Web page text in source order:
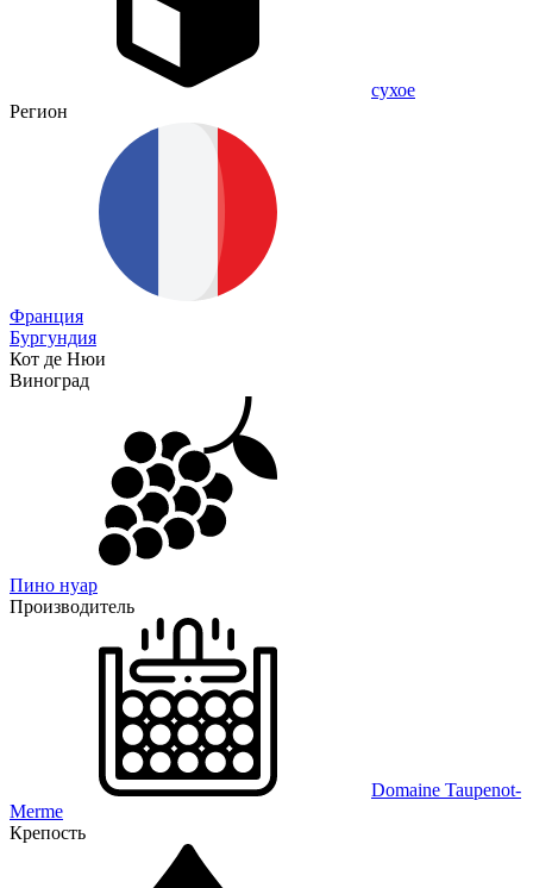
сухое
Регион
Франция
Бургундия
Кот де Нюи
Виноград
Пино нуар
Производитель
Domaine Taupenot-
Merme
Крепость